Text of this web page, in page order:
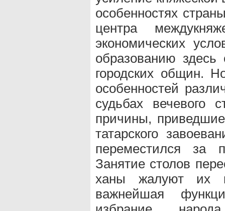
особенностях
центра
экономических
образованию
городских общин.
особенностей
судьбах вечевого
причины,
татарского
переместился
Занятие столов
ханы жалуют их
важнейшая